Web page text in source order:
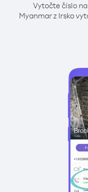
Vytočte číslo
Myanmar z Irsko